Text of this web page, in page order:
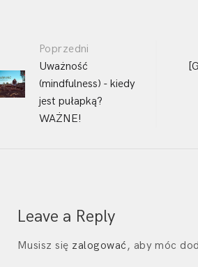
Poprzedni
Uważność
(mindfulness) - kiedy
jest pułapką?
WAŻNE!
Leave a Reply
Musisz się zalogować, aby móc